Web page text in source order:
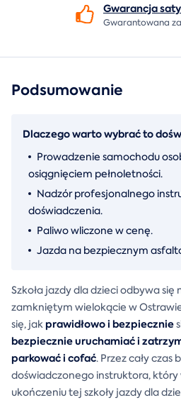
Gwarancja
Gwarantowana
Podsumowanie
Dlaczego warto wybrać to
Prowadzenie samochodu
osiągnięciem pełnoletności.
Nadzór profesjonalnego
doświadczenia.
Paliwo wliczone w cenę.
Jazda na bezpiecznym
Szkoła jazdy dla dzieci odbywa
zamkniętym wielokącie w
się, jakprawidłowo i bezpiecznie
bezpiecznie uruchamiać i
parkować i cofać. Przez cały
doświadczonego instruktora, który
ukończeniu tej szkoły jazdy dla